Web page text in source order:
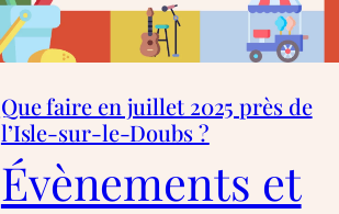
Que faire en juillet 2025 près de
l’Isle-sur-le-Doubs ?
Évènements et